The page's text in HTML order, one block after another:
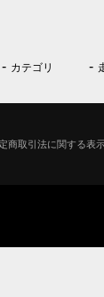
カテゴリ
商取引法に関する表